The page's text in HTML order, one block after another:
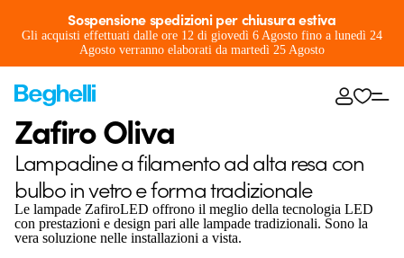
Sospensione spedizioni per chiusura estiva
Gli acquisti effettuati dalle ore 12 di giovedì 6 Agosto fino a lunedì 24
Agosto verranno elaborati da martedì 25 Agosto
Zafiro Oliva
Lampadine a filamento ad alta resa con
bulbo in vetro e forma tradizionale
Le lampade ZafiroLED offrono il meglio della tecnologia LED
con prestazioni e design pari alle lampade tradizionali. Sono la
vera soluzione nelle installazioni a vista.